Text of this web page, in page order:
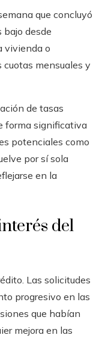
que concluyó
bajo desde
vivienda o
cuotas mensuales y
de tasas
forma significativa
potenciales como
por sí sola
en la
del
Las solicitudes
progresivo en las
que habían
mejora en las